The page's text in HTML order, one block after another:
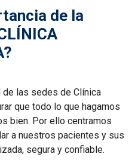
de la
las sedes de Clínica
que todo lo que hagamos
bien. Por ello centramos
a nuestros pacientes y sus
segura y confiable.